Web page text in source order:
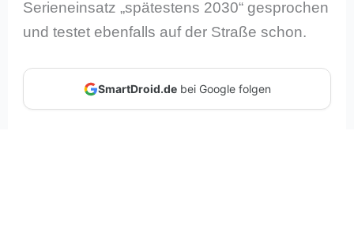
Serieneinsatz „spätestens 2030“ gesprochen
und testet ebenfalls auf der Straße schon.
SmartDroid.debei Google folgen